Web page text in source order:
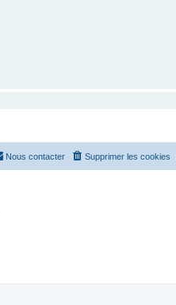
Supprimer les cookies
Nous contacter